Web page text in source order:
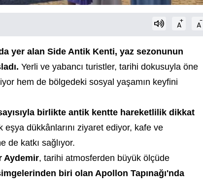
A+ A-
yer alan Side Antik Kenti, yaz sezonunun
Yerli ve yabancı turistler, tarihi dokusuyla öne
hem de bölgedeki sosyal yaşamın keyfini
birlikte antik kentte hareketlilik dikkat
eşya dükkânlarını ziyaret ediyor, kafe ve
de katkı sağlıyor.
Aydemir, tarihi atmosferden büyük ölçüde
biri olan Apollon Tapınağı'nda